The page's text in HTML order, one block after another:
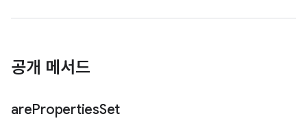
공개 메서드
arePropertiesSet